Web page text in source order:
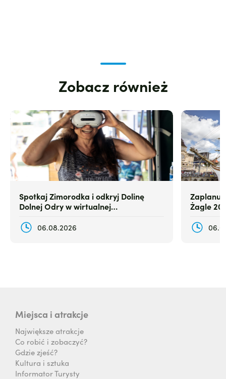
Zobacz również
Zdjęcie
Spotkaj Zimorodka i odkryj Dolinę
Dolnej Odry w wirtualnej
06.08.2026
Zdjęcie
Zaplanuj
Żagle
Miejsca i atrakcje
Największe atrakcje
Co robić i zobaczyć?
Gdzie zjeść?
Kultura i sztuka
Informator Turysty